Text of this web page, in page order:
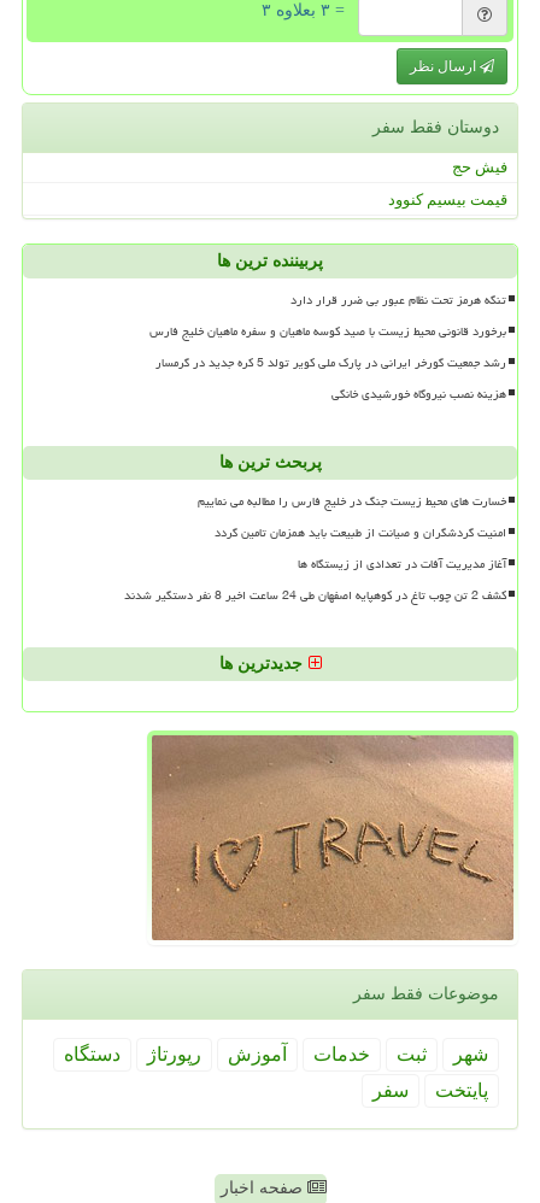
= ۳ بعلاوه ۳
ارسال نظر
دوستان فقط سفر
فیش حج
قیمت بیسیم کنوود
پربیننده ترین ها
تنگه هرمز تحت نظام عبور بی ضرر قرار دارد
برخورد قانونی محیط زیست با صید کوسه ماهیان و سفره ماهیان خلیج فارس
رشد جمعیت گورخر ایرانی در پارک ملی کویر تولد 5 کره جدید در گرمسار
هزینه نصب نیروگاه خورشیدی خانگی
پربحث ترین ها
خسارت های محیط زیست جنگ در خلیج فارس را مطالبه می نماییم
امنیت گردشگران و صیانت از طبیعت باید همزمان تامین گردد
آغاز مدیریت آفات در تعدادی از زیستگاه ها
کشف 2 تن چوب تاغ در کوهپایه اصفهان طی 24 ساعت اخیر 8 نفر دستگیر شدند
جدیدترین ها
موضوعات فقط سفر
شهر ثبت خدمات آموزش رپورتاژ
دستگاه
پایتخت
سفر
صفحه اخبار